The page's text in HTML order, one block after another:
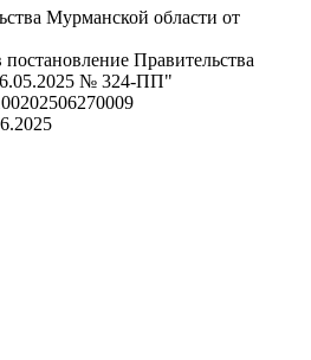
Мурманской области от
Правительства
№ 324-ПП"